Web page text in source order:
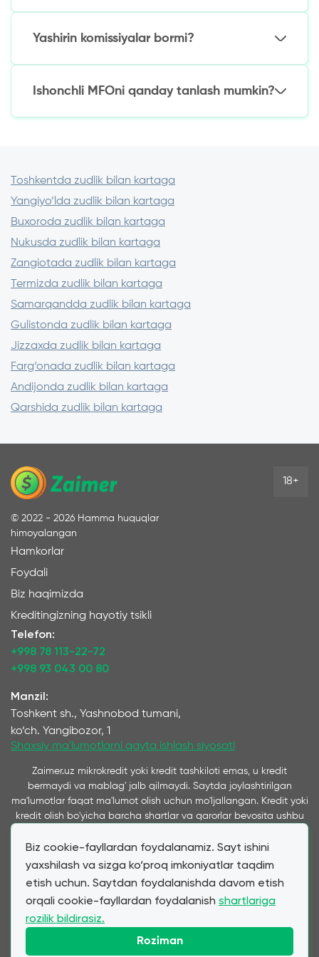
Muddatidan oldin to‘lash uchun komissiya
mavjud emas.
Tekshirish:
Karta raqamining to‘g‘riligi
qiling (kontaktlar SMS/email orqali bo‘lishi
Yashirin komissiyalar bormi?
Yo‘q, agar MFO O‘zR MB litsenziyasiga ega
bo‘lsa. Barcha to‘lovlar shartnomada qayd
Ishonchli MFOni qanday tanlash mumkin?
Tekshirish:
Shartnomaning imzolangungacha bo‘lgan
shartlari
Toshkentda zudlik bilan kartaga
Yangiyo‘lda zudlik bilan kartaga
Buxoroda zudlik bilan kartaga
Nukusda zudlik bilan kartaga
Zangiotada zudlik bilan kartaga
Termizda zudlik bilan kartaga
Samarqandda zudlik bilan kartaga
Gulistonda zudlik bilan kartaga
Jizzaxda zudlik bilan kartaga
Farg‘onada zudlik bilan kartaga
Andijonda zudlik bilan kartaga
Qarshida zudlik bilan kartaga
Biz cookie-fayllardan foydalanamiz. Sayt ishini
yaxshilash va sizga ko‘proq imkoniyatlar taqdim
etish uchun. Saytdan foydalanishda davom etish
orqali cookie-fayllardan foydalanish shartlariga
rozilik bildirasiz.
Roziman
© 2022 - 2026 Hamma huquqlar
himoyalangan
Hamkorlar
Foydali
Biz haqimizda
Kreditingizning hayotiy tsikli
Telefon:
+998 78 113-22-72
+998 93 043 00 80
Manzil:
Toshkent sh., Yashnobod tumani,
ko‘ch. Yangibozor, 1
Shaxsiy ma'lumotlarni qayta ishlash siyosati
18+
Zaimer.uz mikrokredit yoki kredit tashkiloti emas, u kredit
bermaydi va mablag' jalb qilmaydi. Saytda joylashtirilgan
ma'lumotlar faqat ma'lumot olish uchun mo'ljallangan. Kredit yoki
kredit olish bo'yicha barcha shartlar va qarorlar bevosita ushbu
va ushbu saytda taqdim etiladi. Ta’kidlash joizki, bizning
xizmatimiz orqali taqdim etilayotgan kredit va qarz shartlari
tashkilotlari va banklar tomonidan taqdim etilgan shartlarga
to‘liq mos keladi. Zaimer.uz moliyaviy mahsulotlar narxi va
shartlariga ta'sir qilmasdan, mijozlarga qulay shartnomalarni
tanlash va topshirishda qulaylikni ta'minlovchi axborot vositachisi